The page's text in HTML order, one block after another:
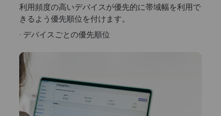
利用頻度の高いデバイスが優先的に帯域幅を利用で
きるよう優先順位を付けます。
· デバイスごとの優先順位